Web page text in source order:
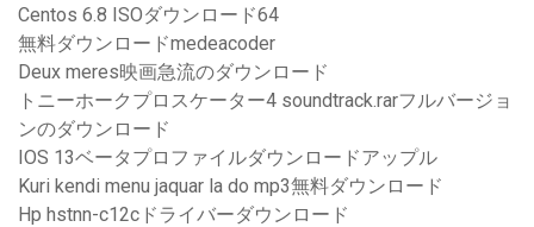
Centos 6.8 ISOダウンロード64
無料ダウンロードmedeacoder
Deux meres映画急流のダウンロード
トニーホークプロスケーター4 soundtrack.rarフルバージョ
ンのダウンロード
IOS 13ベータプロファイルダウンロードアップル
Kuri kendi menu jaquar la do mp3無料ダウンロード
Hp hstnn-c12cドライバーダウンロード